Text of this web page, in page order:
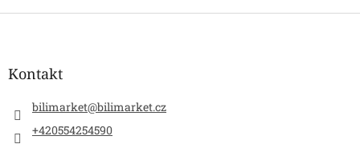
Z
Kontakt
bilimarket@bilimarket.cz
+420554254590